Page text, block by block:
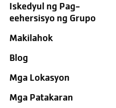
Iskedyul ng Pag-
eehersisyo ng Grupo
Makilahok
Blog
Mga Lokasyon
Mga Patakaran